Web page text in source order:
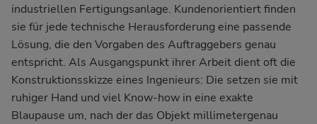
industriellen Fertigungsanlage. Kundenorientiert finden
sie für jede technische Herausforderung eine passende
Lösung, die den Vorgaben des Auftraggebers genau
entspricht. Als Ausgangspunkt ihrer Arbeit dient oft die
Konstruktionsskizze eines Ingenieurs: Die setzen sie mit
ruhiger Hand und viel Know-how in eine exakte
Blaupause um, nach der das Objekt millimetergenau